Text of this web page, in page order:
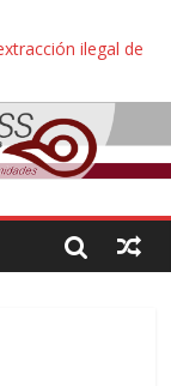
despojo de su
ilegal de
Cruz, Oaxaca;
daños de
Bienestar de
con titular de